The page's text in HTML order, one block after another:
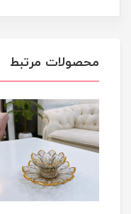
محصولات مرتبط